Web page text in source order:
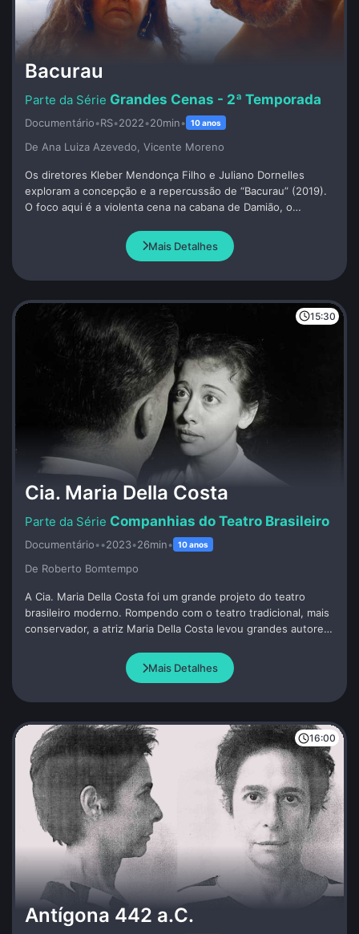
Bacurau
Grandes Cenas - 2ª Temporada
Documentário•RS•2022•20min• 10 anos
De Ana Luiza Azevedo, Vicente Moreno
Os diretores Kleber Mendonça Filho e Juliano Dornelles
exploram a concepção e a repercussão de “Bacurau” (2019).
O foco aqui é a violenta cena na cabana de Damião, o
Mais Detalhes
15:30
Cia. Maria Della Costa
Companhias do Teatro Brasileiro
Documentário••2023•26min• 10 anos
De Roberto Bomtempo
A Cia. Maria Della Costa foi um grande projeto do teatro
brasileiro moderno. Rompendo com o teatro tradicional, mais
conservador, a atriz Maria Della Costa levou grandes autores
repertórios do teatro brasileiro.
Mais Detalhes
16:00
Antígona 442 a.C.